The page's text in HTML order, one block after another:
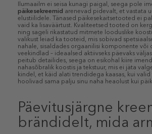
Ilumaailm ei seisa kunagi paigal, seega pole
päikesekreemid arenevad pidevalt, et vastata
elustiilidele. Tänased päikesekaitsetooted ei
vaid ka lisaväärtust. Kvaliteetsed tooted on
ning sageli rikastatud mitmete looduslike
valikust leiad ka tooteid, mis sobivad
nahale, sisaldades orgaanilisi komponente või
veekindlad – ideaalsed aktiivseks päevaks
peitub detailides, seega on esikohal kiire
nahasõbralik koostis ja tekstuur, mis ei jäta
kindel, et käid alati trendidega kaasas, kui
hoolivad sama palju sinu naha heaolust kui
Päevitusjärgne
brändidelt, mida